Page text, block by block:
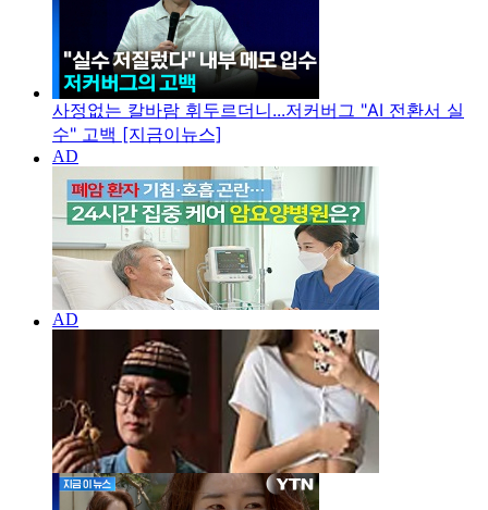
사정없는 칼바람 휘두르더니...저커버그 "AI 전환서 실
수" 고백 [지금이뉴스]